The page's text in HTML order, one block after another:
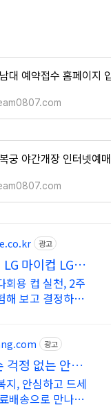
대 예약접수 홈페이지
궁 야간개장 인터넷예
광고
마이컵 LG마
청
회용 컵 실천, 2주
해 보고 결정하세
광고
걱정 없는 안심
지, 안심하고 드세
배송으로 만나보